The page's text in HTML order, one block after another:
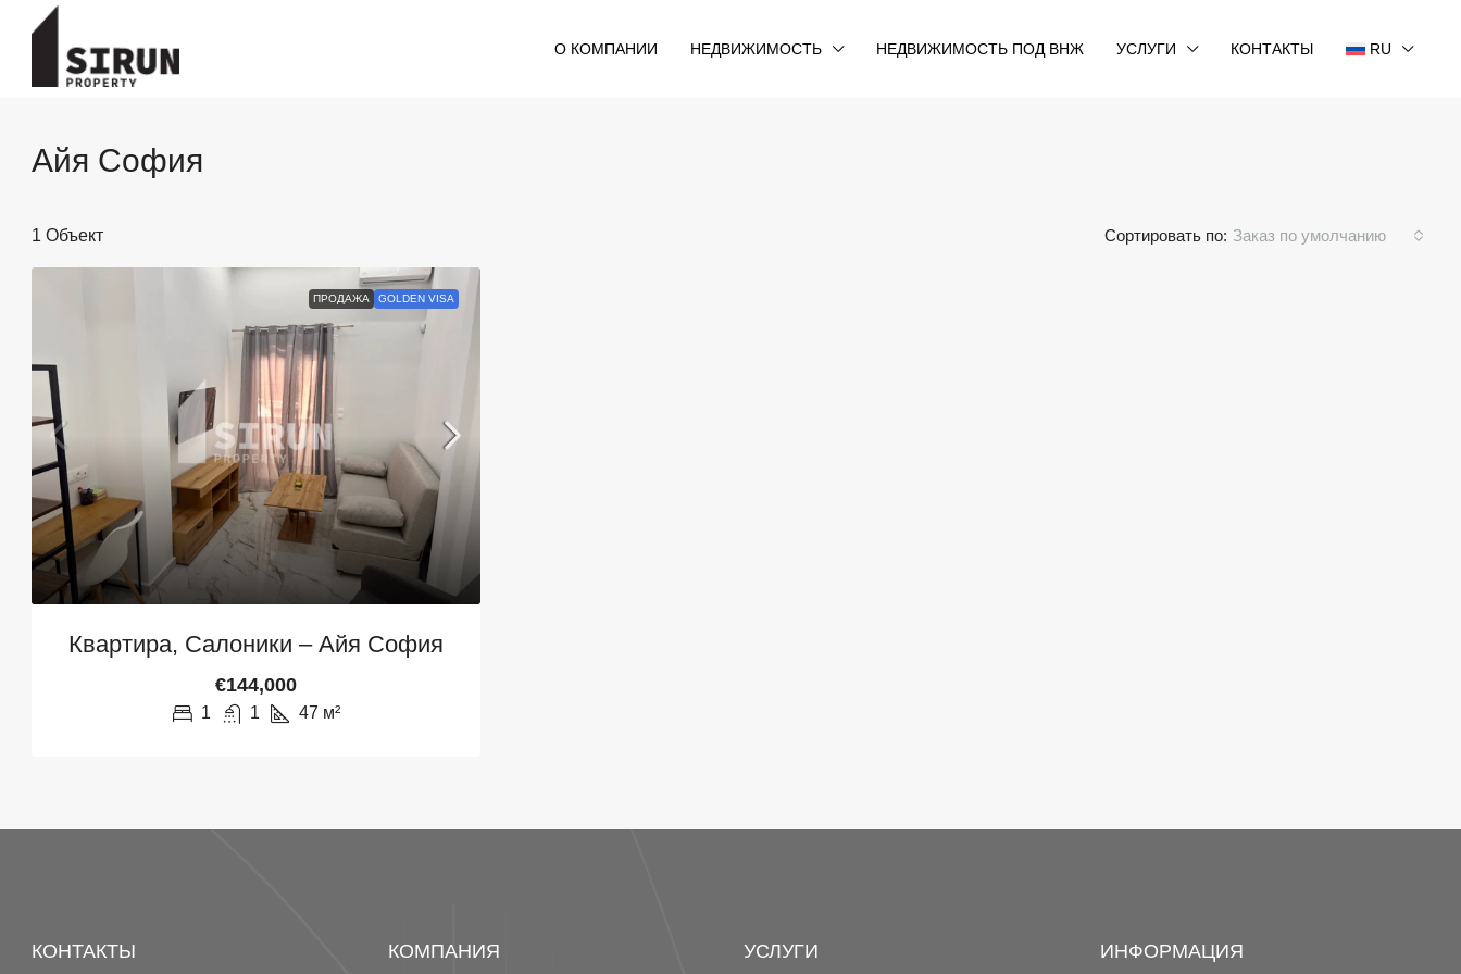
О КОМПАНИИ НЕДВИЖИМОСТЬ НЕДВИЖИМОСТЬ ПОД ВНЖ УСЛУГИ КОНТАКТЫ RU
Айя София
1 Объект Сортировать по: Заказ по умолчанию
ПРОДАЖА GOLDEN VISA
Квартира, Салоники – Айя София
€144,000
1 1 47 м²
КОНТАКТЫ КОМПАНИЯ УСЛУГИ ИНФОРМАЦИЯ